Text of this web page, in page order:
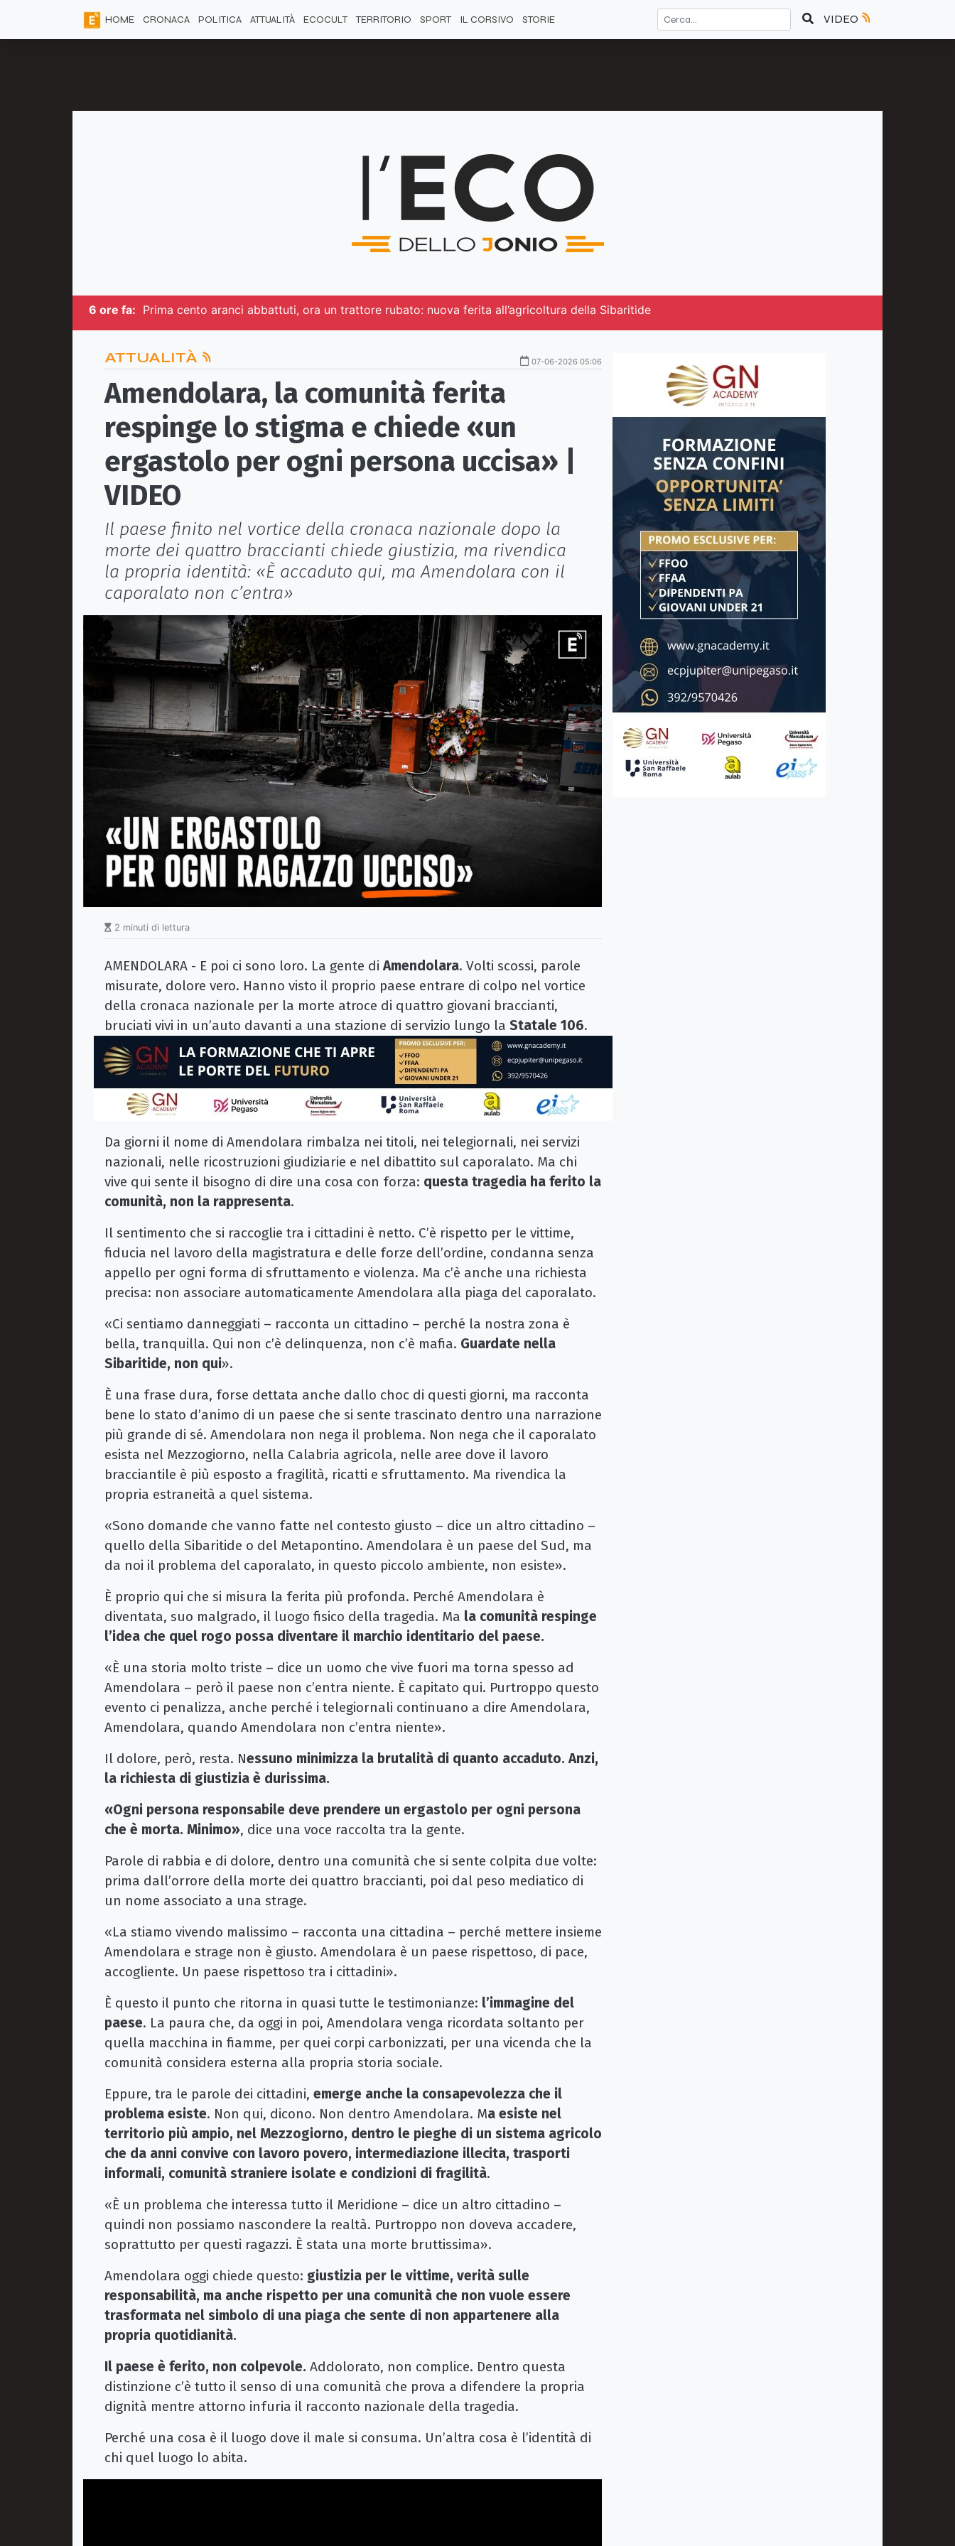
HOME CRONACA POLITICA ATTUALITÀ ECOCULT TERRITORIO SPORT IL CORSIVO STORIE VIDEO
6 ore fa: Prima cento aranci abbattuti, ora un trattore rubato: nuova ferita all’agricoltura della Sibaritide
ATTUALITÀ 07-06-2026 05:06
Amendolara, la comunità ferita
respinge lo stigma e chiede «un
ergastolo per ogni persona uccisa» |
VIDEO
Il paese finito nel vortice della cronaca nazionale dopo la
morte dei quattro braccianti chiede giustizia, ma rivendica
la propria identità: «È accaduto qui, ma Amendolara con il
caporalato non c’entra»
2 minuti di lettura
AMENDOLARA - E poi ci sono loro. La gente di Amendolara. Volti scossi, parole
misurate, dolore vero. Hanno visto il proprio paese entrare di colpo nel vortice
della cronaca nazionale per la morte atroce di quattro giovani braccianti,
bruciati vivi in un’auto davanti a una stazione di servizio lungo la Statale 106.
Da giorni il nome di Amendolara rimbalza nei titoli, nei telegiornali, nei servizi
nazionali, nelle ricostruzioni giudiziarie e nel dibattito sul caporalato. Ma chi
vive qui sente il bisogno di dire una cosa con forza: questa tragedia ha ferito la
comunità, non la rappresenta.
Il sentimento che si raccoglie tra i cittadini è netto. C’è rispetto per le vittime,
fiducia nel lavoro della magistratura e delle forze dell’ordine, condanna senza
appello per ogni forma di sfruttamento e violenza. Ma c’è anche una richiesta
precisa: non associare automaticamente Amendolara alla piaga del caporalato.
«Ci sentiamo danneggiati – racconta un cittadino – perché la nostra zona è
bella, tranquilla. Qui non c’è delinquenza, non c’è mafia. Guardate nella
Sibaritide, non qui».
È una frase dura, forse dettata anche dallo choc di questi giorni, ma racconta
bene lo stato d’animo di un paese che si sente trascinato dentro una narrazione
più grande di sé. Amendolara non nega il problema. Non nega che il caporalato
esista nel Mezzogiorno, nella Calabria agricola, nelle aree dove il lavoro
bracciantile è più esposto a fragilità, ricatti e sfruttamento. Ma rivendica la
propria estraneità a quel sistema.
«Sono domande che vanno fatte nel contesto giusto – dice un altro cittadino –
quello della Sibaritide o del Metapontino. Amendolara è un paese del Sud, ma
da noi il problema del caporalato, in questo piccolo ambiente, non esiste».
È proprio qui che si misura la ferita più profonda. Perché Amendolara è
diventata, suo malgrado, il luogo fisico della tragedia. Ma la comunità respinge
l’idea che quel rogo possa diventare il marchio identitario del paese.
«È una storia molto triste – dice un uomo che vive fuori ma torna spesso ad
Amendolara – però il paese non c’entra niente. È capitato qui. Purtroppo questo
evento ci penalizza, anche perché i telegiornali continuano a dire Amendolara,
Amendolara, quando Amendolara non c’entra niente».
Il dolore, però, resta. Nessuno minimizza la brutalità di quanto accaduto. Anzi,
la richiesta di giustizia è durissima.
«Ogni persona responsabile deve prendere un ergastolo per ogni persona
che è morta. Minimo», dice una voce raccolta tra la gente.
Parole di rabbia e di dolore, dentro una comunità che si sente colpita due volte:
prima dall’orrore della morte dei quattro braccianti, poi dal peso mediatico di
un nome associato a una strage.
«La stiamo vivendo malissimo – racconta una cittadina – perché mettere insieme
Amendolara e strage non è giusto. Amendolara è un paese rispettoso, di pace,
accogliente. Un paese rispettoso tra i cittadini».
È questo il punto che ritorna in quasi tutte le testimonianze: l’immagine del
paese. La paura che, da oggi in poi, Amendolara venga ricordata soltanto per
quella macchina in fiamme, per quei corpi carbonizzati, per una vicenda che la
comunità considera esterna alla propria storia sociale.
Eppure, tra le parole dei cittadini, emerge anche la consapevolezza che il
problema esiste. Non qui, dicono. Non dentro Amendolara. Ma esiste nel
territorio più ampio, nel Mezzogiorno, dentro le pieghe di un sistema agricolo
che da anni convive con lavoro povero, intermediazione illecita, trasporti
informali, comunità straniere isolate e condizioni di fragilità.
«È un problema che interessa tutto il Meridione – dice un altro cittadino –
quindi non possiamo nascondere la realtà. Purtroppo non doveva accadere,
soprattutto per questi ragazzi. È stata una morte bruttissima».
Amendolara oggi chiede questo: giustizia per le vittime, verità sulle
responsabilità, ma anche rispetto per una comunità che non vuole essere
trasformata nel simbolo di una piaga che sente di non appartenere alla
propria quotidianità.
Il paese è ferito, non colpevole. Addolorato, non complice. Dentro questa
distinzione c’è tutto il senso di una comunità che prova a difendere la propria
dignità mentre attorno infuria il racconto nazionale della tragedia.
Perché una cosa è il luogo dove il male si consuma. Un’altra cosa è l’identità di
chi quel luogo lo abita.